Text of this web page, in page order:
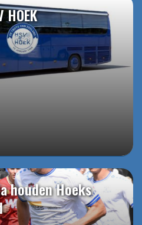
HOEK
houden Hoeks